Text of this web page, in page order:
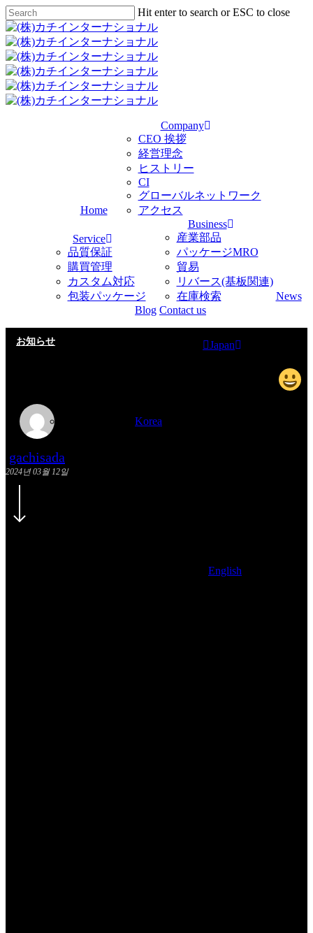
Skip
to
main
content
Hit enter to search or ESC to close
Close
Search
Home
Company
CEO 挨拶
経営理念
ヒストリー
CI
グローバルネットワーク
アクセス
Service
品質保証
購買管理
カスタム対応
包装パッケージ
Business
産業部品
パッケージMRO
貿易
リバース(基板関連)
在庫検索
News
Blog Contact us
Japan
Korea
English
お知らせ
gachisada
2024년 03월 12일